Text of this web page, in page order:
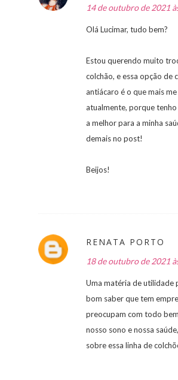
14 de outubro de 2021
Olá Lucimar, tudo bem?
Estou querendo muito
colchão, e essa opção de
antiácaro é o que mais
atualmente, porque
a melhor para a minha
demais no post!
Beijos!
RENATA PORTO
18 de outubro de 2021
Uma matéria de utilidade
bom saber que tem
preocupam com todo
nosso sono e nossa
sobre essa linha de